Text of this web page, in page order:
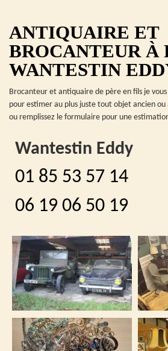
ANTIQUAIRE ET
BROCANTEUR À
WANTESTIN
Brocanteur et antiquaire de père en fils je
pour estimer au plus juste tout objet ancien
ou remplissez le formulaire pour une
Wantestin Eddy
01 85 53 57 14
06 19 06 50 19